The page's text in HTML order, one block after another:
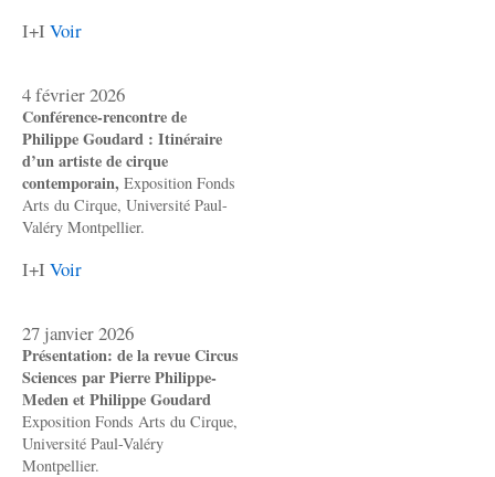
I+I Voir
4 février 2026
Conférence-rencontre de
Philippe Goudard : Itinéraire
d’un artiste de cirque
contemporain, Exposition Fonds
Arts du Cirque, Université Paul-
Valéry Montpellier.
I+I Voir
27 janvier 2026
Présentation: de la revue Circus
Sciences par Pierre Philippe-
Meden et Philippe Goudard
Exposition Fonds Arts du Cirque,
Université Paul-Valéry
Montpellier.